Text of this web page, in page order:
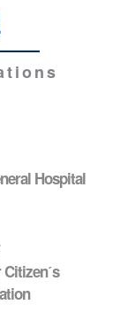
Hospital